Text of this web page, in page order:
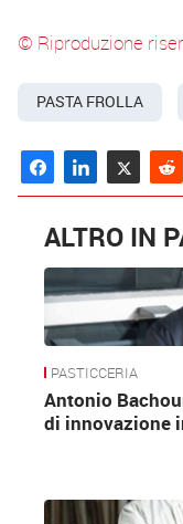
© Riproduzione
PASTA FROLLA
ALTRO IN
PASTICCERIA
Antonio
di innovazione